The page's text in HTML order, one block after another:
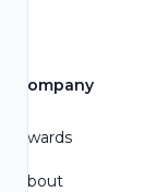
Company
Awards
About